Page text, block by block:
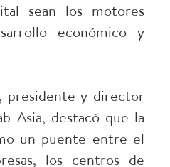
sean los motores
económico y
presidente y director
Asia, destacó que la
un puente entre el
los centros de